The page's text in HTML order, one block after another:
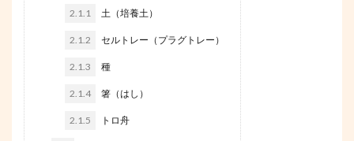
2.1.1 土（培養土）
2.1.2 セルトレー（プラグトレー）
2.1.3 種
2.1.4 箸（はし）
2.1.5 トロ舟